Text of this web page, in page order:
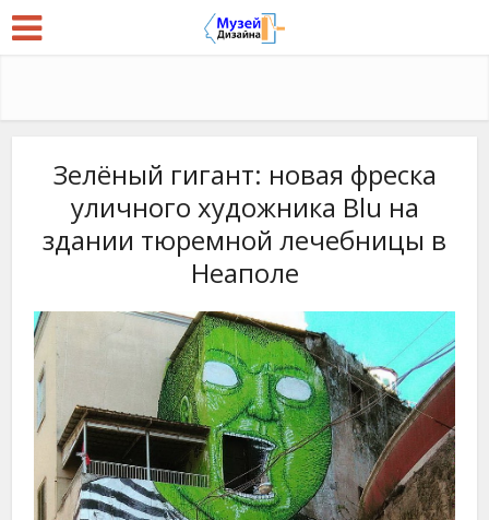
Зелёный гигант: новая фреска
уличного художника Blu на
здании тюремной лечебницы в
Неаполе